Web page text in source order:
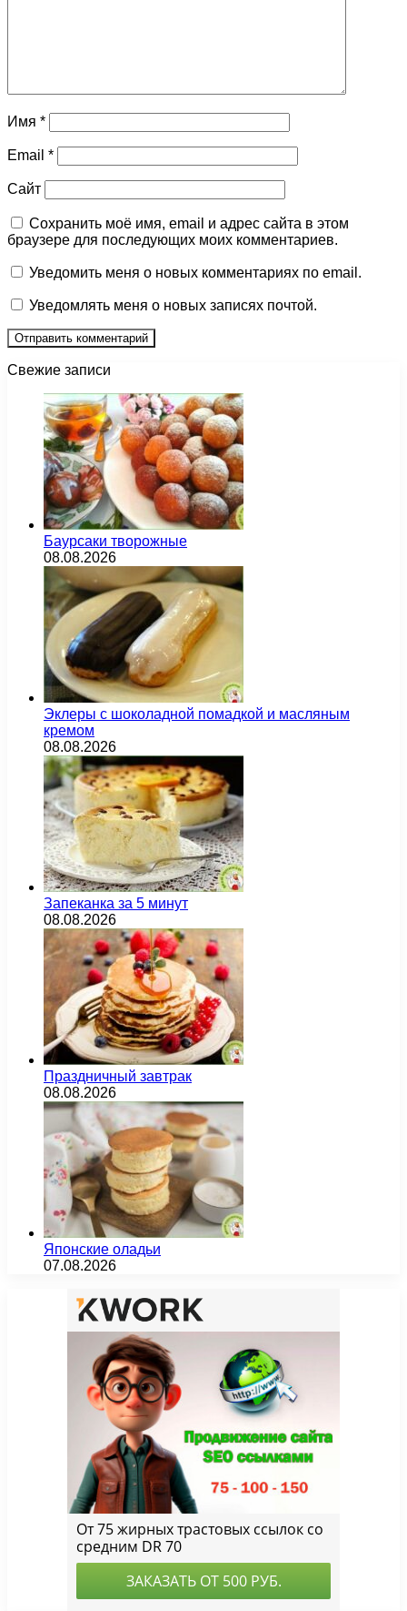
Имя *
Email *
Сайт
Сохранить моё имя, email и адрес сайта в этом
браузере для последующих моих комментариев.
Уведомить меня о новых комментариях по email.
Уведомлять меня о новых записях почтой.
Свежие записи
Баурсаки творожные
08.08.2026
Эклеры с шоколадной помадкой и масляным
кремом
08.08.2026
Запеканка за 5 минут
08.08.2026
Праздничный завтрак
08.08.2026
Японские оладьи
07.08.2026